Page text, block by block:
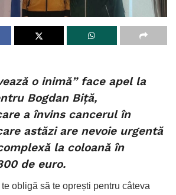
o inimă” face apel la
Bogdan Biță,
a învins cancerul în
astăzi are nevoie urgentă
la coloană în
de euro.
obligă să te oprești pentru câteva